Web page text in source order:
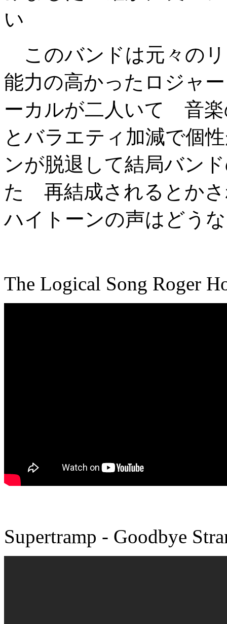
い
このバンドは元々の
能力の高かったロジャ
ーカルが二人いて 音楽
とバラエティ加減で個
ンが脱退して結局バン
た 再結成されるとか
ハイトーンの声はどう
The Logical Song Roger
Supertramp - Goodbye